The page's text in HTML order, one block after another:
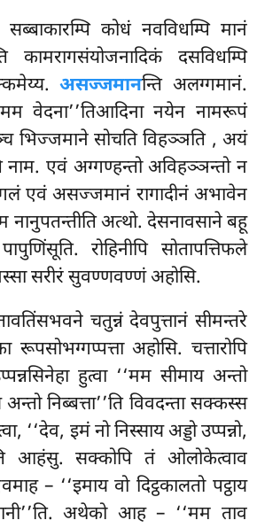
सब्बाकारम्पि कोधं नवविधम्पि मानं
कामरागसंयोजनादिकं दसविधम्पि
असज्जमानन्ति अलग्गमानं.
वेदना’’तिआदिना नयेन नामरूपं
भिज्जमाने सोचति विहञ्ञति , अयं
एवं अग्गण्हन्तो अविहञ्ञन्तो न
एवं असज्जमानं रागादीनं अभावेन
नानुपतन्तीति अत्थो. देसनावसाने बहू
रोहिनीपि सोतापत्तिफले
सरीरं सुवण्णवण्णं अहोसि.
चतुन्नं देवपुत्तानं सीमन्तरे
रूपसोभग्गप्पत्ता अहोसि. चत्तारोपि
हुत्वा ‘‘मम सीमाय अन्तो
निब्बत्ता’’ति विवदन्ता सक्कस्स
‘‘देव, इमं नो निस्साय अड्डो उप्पन्नो,
आहंसु. सक्कोपि तं ओलोकेत्वाव
– ‘‘इमाय वो दिट्ठकालतो पट्ठाय
अथेको आह – ‘‘मम ताव